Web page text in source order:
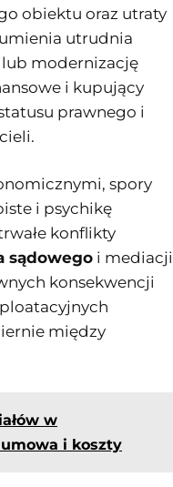
obiektu oraz utraty
utrudnia
modernizację
i kupujący
prawnego i
spory
i psychikę
konflikty
sądowego i mediacji
konsekwencji
między
w
i koszty